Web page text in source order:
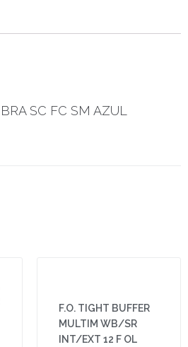
SC FC SM AZUL
F.O. TIGHT BUFFER
MULTIM WB/SR
INT/EXT 12 F OL